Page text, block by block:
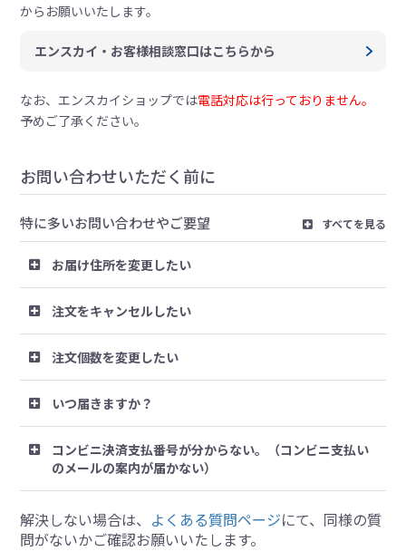
からお願いいたします。
エンスカイ・お客様相談窓口はこちらから
なお、エンスカイショップでは電話対応は行っておりません。
予めご了承ください。
お問い合わせいただく前に
特に多いお問い合わせやご要望 すべてを見る
お届け住所を変更したい
注文をキャンセルしたい
注文個数を変更したい
いつ届きますか？
コンビニ決済支払番号が分からない。（コンビニ支払い
のメールの案内が届かない）
解決しない場合は、 よくある質問ページにて、同様の質
問がないかご確認お願いいたします。